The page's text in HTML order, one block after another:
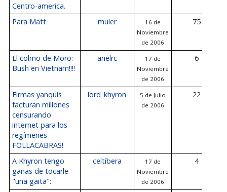
Centro-america.
Para Matt muler
16 de
Noviembre
de 2006
75
El colmo de Moro:
Bush en Vietnam!!!!
arielrc
17 de
Noviembre
de 2006
6
Firmas yanquis
facturan millones
censurando
internet para los
regímenes
FOLLACABRAS!
lord_khyron
5 de Julio
de 2006
22
A Khyron tengo
ganas de tocarle
"una gaita":
celtíbera
17 de
Noviembre
de 2006
4